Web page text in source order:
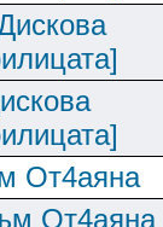
От4аяна
От4аяна